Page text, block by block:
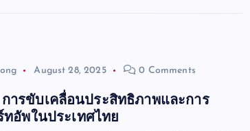
August 28, 2025 0 Comments
ารขับเคลื่อนประสิทธิภาพและการ
อัพในประเทศไทย